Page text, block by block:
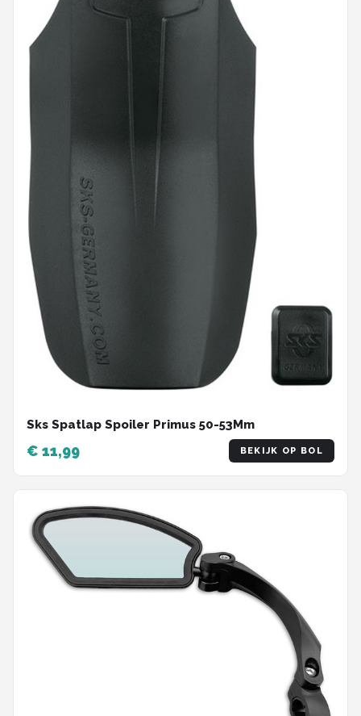
Sks Spatlap Spoiler Primus 50-53Mm
€ 11,99 BEKIJK OP BOL